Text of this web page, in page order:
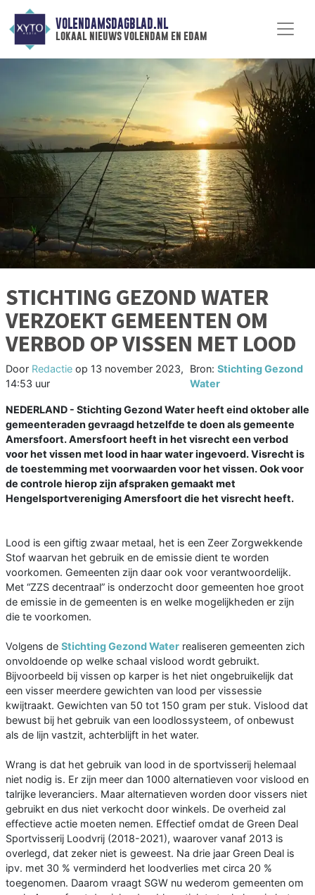
VOLENDAMSDAGBLAD.NL
lokaal nieuws volendam en edam
STICHTING GEZOND WATER
VERZOEKT GEMEENTEN OM
VERBOD OP VISSEN MET LOOD
Door Redactie op 13 november 2023,
14:53 uur
Bron:Stichting Gezond
Water
NEDERLAND - Stichting Gezond Water heeft eind oktober alle
gemeenteraden gevraagd hetzelfde te doen als gemeente
Amersfoort. Amersfoort heeft in het visrecht een verbod
voor het vissen met lood in haar water ingevoerd. Visrecht is
de toestemming met voorwaarden voor het vissen. Ook voor
de controle hierop zijn afspraken gemaakt met
Hengelsportvereniging Amersfoort die het visrecht heeft.
Lood is een giftig zwaar metaal, het is een Zeer Zorgwekkende
Stof waarvan het gebruik en de emissie dient te worden
voorkomen. Gemeenten zijn daar ook voor verantwoordelijk.
Met “ZZS decentraal” is onderzocht door gemeenten hoe groot
de emissie in de gemeenten is en welke mogelijkheden er zijn
die te voorkomen.
Volgens de Stichting Gezond Water realiseren gemeenten zich
onvoldoende op welke schaal vislood wordt gebruikt.
Bijvoorbeeld bij vissen op karper is het niet ongebruikelijk dat
een visser meerdere gewichten van lood per vissessie
kwijtraakt. Gewichten van 50 tot 150 gram per stuk. Vislood dat
bewust bij het gebruik van een loodlossysteem, of onbewust
als de lijn vastzit, achterblijft in het water.
Wrang is dat het gebruik van lood in de sportvisserij helemaal
niet nodig is. Er zijn meer dan 1000 alternatieven voor vislood en
talrijke leveranciers. Maar alternatieven worden door vissers niet
gebruikt en dus niet verkocht door winkels. De overheid zal
effectieve actie moeten nemen. Effectief omdat de Green Deal
Sportvisserij Loodvrij (2018-2021), waarover vanaf 2013 is
overlegd, dat zeker niet is geweest. Na drie jaar Green Deal is
ipv. met 30 % verminderd het loodverlies met circa 20 %
toegenomen. Daarom vraagt SGW nu wederom gemeenten om